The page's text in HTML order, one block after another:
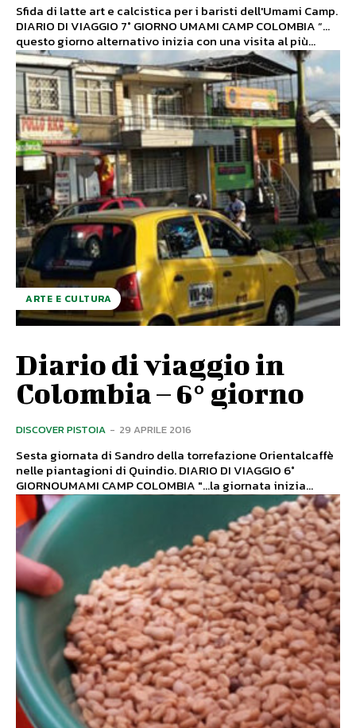
Sfida di latte art e calcistica per i baristi dell'Umami Camp.
DIARIO DI VIAGGIO 7° GIORNO UMAMI CAMP COLOMBIA “…
questo giorno alternativo inizia con una visita al più...
ARTE E CULTURA
Diario di viaggio in
Colombia – 6° giorno
DISCOVER PISTOIA - 29 APRILE 2016
Sesta giornata di Sandro della torrefazione Orientalcaffè
nelle piantagioni di Quindio. DIARIO DI VIAGGIO 6°
GIORNOUMAMI CAMP COLOMBIA "...la giornata inizia...